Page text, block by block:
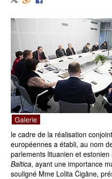
Galerie
le cadre de la réalisation
européennes a établi, au nom
parlements lituanien et
Baltica, ayant une importance
souligné Mme Lolita Čigāne,